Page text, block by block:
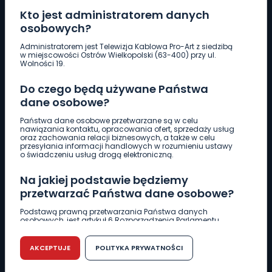
Kto jest administratorem danych
osobowych?
Administratorem jest Telewizja Kablowa Pro-Art z siedzibą
w miejscowości Ostrów Wielkopolski (63-400) przy ul.
Wolności 19.
Do czego będą używane Państwa
dane osobowe?
Państwa dane osobowe przetwarzane są w celu
nawiązania kontaktu, opracowania ofert, sprzedaży usług
oraz zachowania relacji biznesowych, a także w celu
przesyłania informacji handlowych w rozumieniu ustawy
o świadczeniu usług drogą elektroniczną.
Na jakiej podstawie będziemy
przetwarzać Państwa dane osobowe?
Podstawą prawną przetwarzania Państwa danych
osobowych, jest artykuł 6 Rozporządzenia Parlamentu
r. w sprawie ochrony osób fizycznych w związku z
przetwarzaniem danych osobowych w sprawie
swobodnego przepływu takich danych oraz uchylenia
dyrektywy 95/46/WE (RODO).
AKCEPTUJE POLITYKA PRYWATNOŚCI
Pobierz logotyp
661 997 997
REDAKCJA
62 735 22 22redakcja@wlkp24.info
DZIAŁ REKLAMY
62 735 01 85 reklama@wlkp24.info
WIADOMOŚCI
CIEKAWOSTKI